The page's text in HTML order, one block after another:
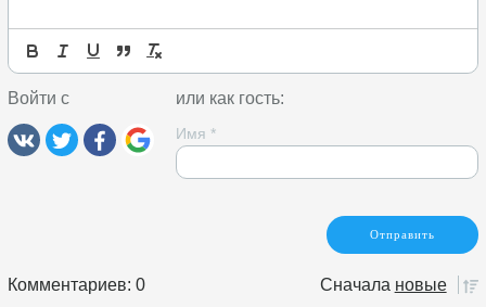
Войти с или как гость:
Имя *
Комментариев: 0 Сначала новые